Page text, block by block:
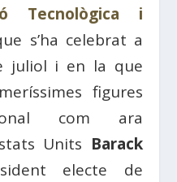
Tecnològica i
s’ha celebrat a
juliol i en la que
figures
com ara
Units Barack
electe de